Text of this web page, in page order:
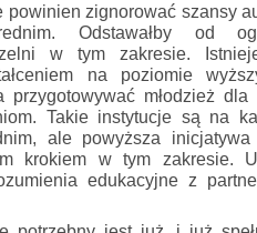
zignorować szansy
Odstawałby od
w tym zakresie.
na poziomie
przygotowywać młodzież dla
Takie instytucje są na
ale powyższa
krokiem w tym zakresie.
edukacyjne z